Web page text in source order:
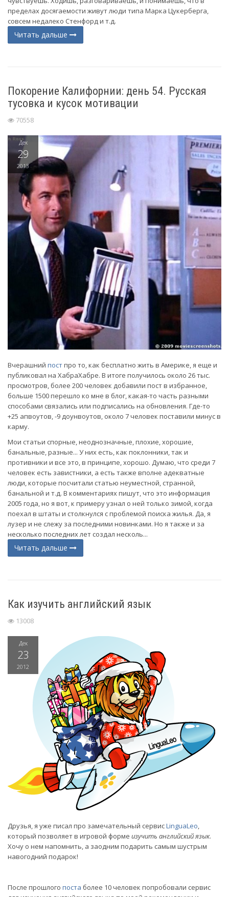
пределах досягаемости живут люди типа Марка Цукерберга,
совсем недалеко Стенфорд и т.д.
Читать дальше
Покорение Калифорнии: день 54. Русская
тусовка и кусок мотивации
70558
Дек
29
2013
Вчерашний постпро то, как бесплатно жить в Америке, я еще и
публиковал на ХабраХабре. В итоге получилось около 26 тыс.
просмотров, более 200 человек добавили пост в избранное,
больше 1500 перешло ко мне в блог, какая-то часть разными
способами связались или подписались на обновления. Где-то
+25 апвоутов, -9 доунвоутов, около 7 человек поставили минус в
карму.
Мои статьи спорные, неоднозначные, плохие, хорошие,
банальные, разные... У них есть, как поклонники, так и
противники и все это, в принципе, хорошо. Думаю, что среди 7
человек есть завистники, а есть также вполне адекватные
люди, которые посчитали статью неуместной, странной,
банальной и т.д. В комментариях пишут, что это информация
2005 года, но я вот, к примеру узнал о ней только зимой, когда
поехал в штаты и столкнулся с проблемой поиска жилья. Да, я
лузер и не слежу за последними новинками. Но я также и за
несколько последних лет создал несколь...
Читать дальше
Как изучить английский язык
13008
Дек
23
2012
Друзья, я уже писал про замечательный сервисLinguaLeo,
который позволяет в игровой форме изучить английский язык.
Хочу о нем напомнить, а заодним подарить самым шустрым
навогодний подарок!
После прошлого поста более 10 человек попробовали сервис